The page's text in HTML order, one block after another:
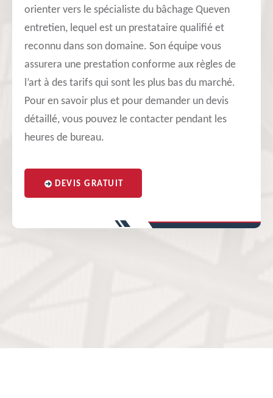
orienter vers le spécialiste du bâchage Queven
entretien, lequel est un prestataire qualifié et
reconnu dans son domaine. Son équipe vous
assurera une prestation conforme aux règles de
l’art à des tarifs qui sont les plus bas du marché.
Pour en savoir plus et pour demander un devis
détaillé, vous pouvez le contacter pendant les
heures de bureau.
DEVIS GRATUIT